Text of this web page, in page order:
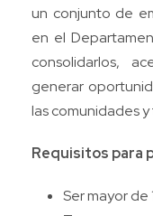
un conjunto de
en el
consolidarlos,
generar
las comunidades
Requisitos para
Ser mayor de